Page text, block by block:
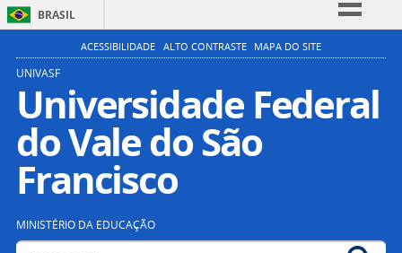
BRASIL
Simplifique!
Participe
Acesso à informação
Legislação
ACESSIBILIDADE ALTO CONTRASTE MAPA DO SITE
UNIVASF
Universidade Federal
do Vale do São
Francisco
MINISTÉRIO DA EDUCAÇÃO
Buscar no portal